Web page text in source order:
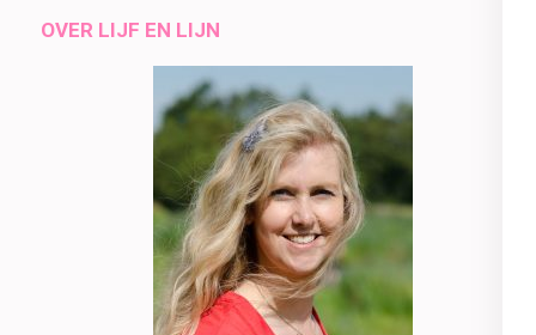
OVER LIJF EN LIJN